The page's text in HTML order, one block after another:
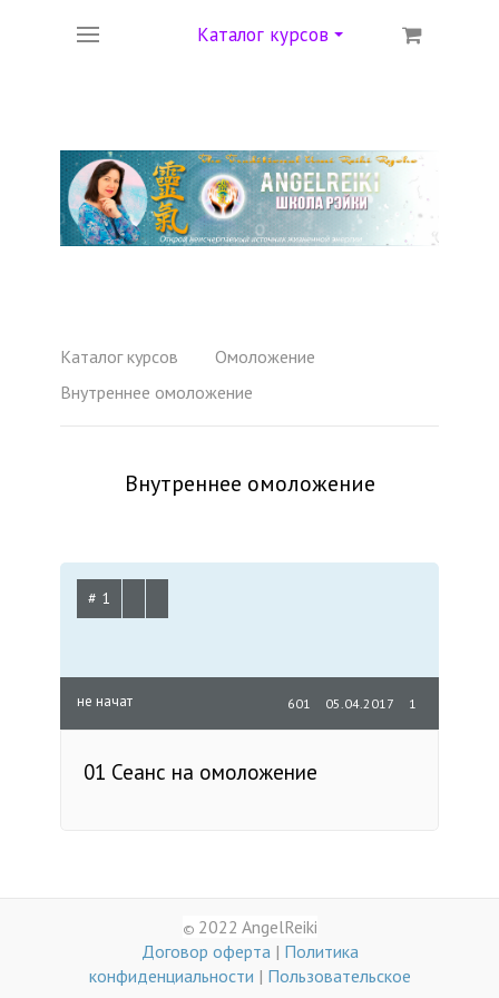
Каталог курсов
Каталог курсов
Омоложение
Внутреннее омоложение
Внутреннее омоложение
# 1
не начат 1
05.04.2017
601
01 Сеанс на омоложение
© 2022 AngelReiki
Договор оферта| Политика
конфиденциальности | Пользовательское